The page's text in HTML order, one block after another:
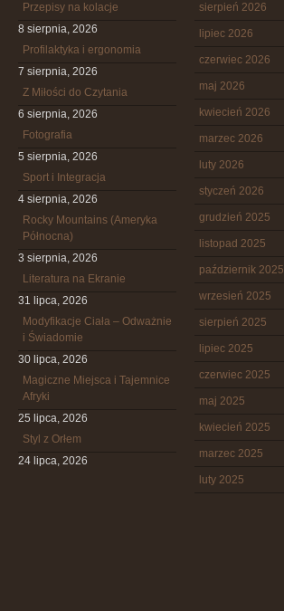
Przepisy na kolacje
8 sierpnia, 2026
Profilaktyka i ergonomia
7 sierpnia, 2026
Z Miłości do Czytania
6 sierpnia, 2026
Fotografia
5 sierpnia, 2026
Sport i Integracja
4 sierpnia, 2026
Rocky Mountains (Ameryka
Północna)
3 sierpnia, 2026
Literatura na Ekranie
31 lipca, 2026
Modyfikacje Ciała – Odważnie
i Świadomie
30 lipca, 2026
Magiczne Miejsca i Tajemnice
Afryki
25 lipca, 2026
Styl z Orłem
24 lipca, 2026
sierpień 2026
lipiec 2026
czerwiec 2026
maj 2026
kwiecień 2026
marzec 2026
luty 2026
styczeń 2026
grudzień 2025
listopad 2025
październik 2025
wrzesień 2025
sierpień 2025
lipiec 2025
czerwiec 2025
maj 2025
kwiecień 2025
marzec 2025
luty 2025